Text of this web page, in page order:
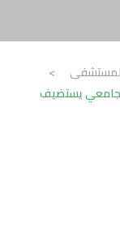
>
يستضيف